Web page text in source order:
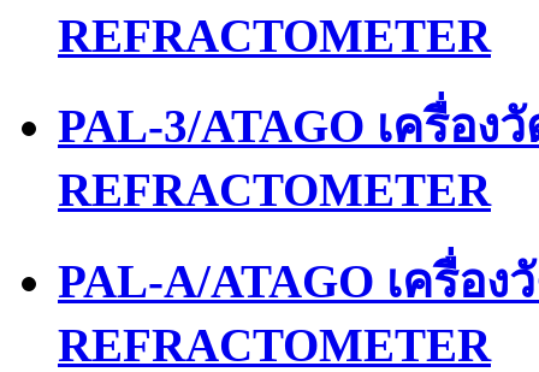
REFRACTOMETER
PAL-3/ATAGO เครื่อ
REFRACTOMETER
PAL-A/ATAGO เครื่อ
REFRACTOMETER